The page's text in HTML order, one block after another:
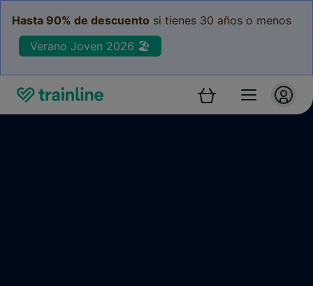
Hasta 90% de descuento si tienes 30 años o menos
Verano Joven 2026 🏖️